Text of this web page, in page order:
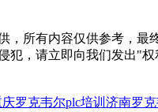
，所有内容仅供参考，
犯，请立即向我们发出"
罗克韦尔plc培训 济南罗克